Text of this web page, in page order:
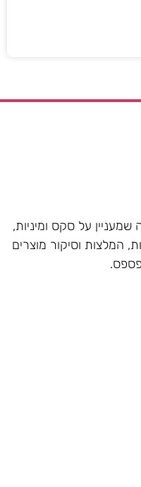
על סקס ומיניות,
המלצות וסיקור מוצרים